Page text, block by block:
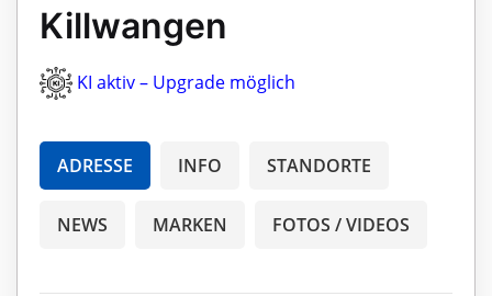
Killwangen
KI aktiv – Upgrade möglich
ADRESSE INFO STANDORTE
NEWS MARKEN FOTOS / VIDEOS